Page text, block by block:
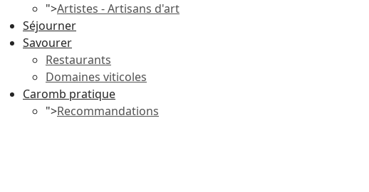
">Artistes - Artisans d'art
Séjourner
Savourer
Restaurants
Domaines viticoles
Caromb pratique
">Recommandations